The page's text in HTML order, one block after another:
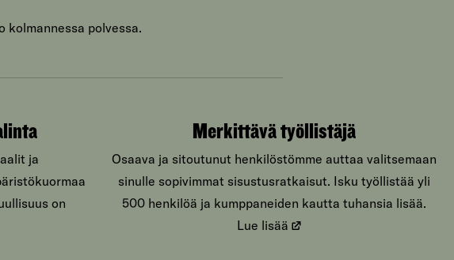
polvessa.
ja
on
Merkittävä työllistäjä
Osaava ja sitoutunut henkilöstömme auttaa valitsemaan
sinulle sopivimmat sisustusratkaisut. Isku työllistää yli
500 henkilöä ja kumppaneiden kautta tuhansia lisää.
Lue lisää